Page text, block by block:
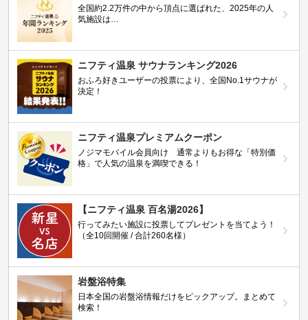
全国約2.2万件の中から頂点に選ばれた、2025年の人
気施設は…
ニフティ温泉 サウナランキング2026
おふろ好きユーザーの投票により、全国No.1サウナが
決定！
ニフティ温泉プレミアムクーポン
ノジマモバイル会員向け 通常よりもお得な「特別価
格」で人気の温泉を満喫できる！
【ニフティ温泉 百名湯2026】
行ってみたい施設に投票してプレゼントを当てよう！
（全10回開催 / 合計260名様）
岩盤浴特集
日本全国の岩盤浴情報だけをピックアップ。まとめて
検索！